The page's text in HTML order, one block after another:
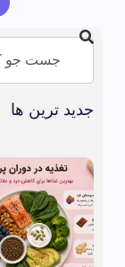
جدید ترین ها